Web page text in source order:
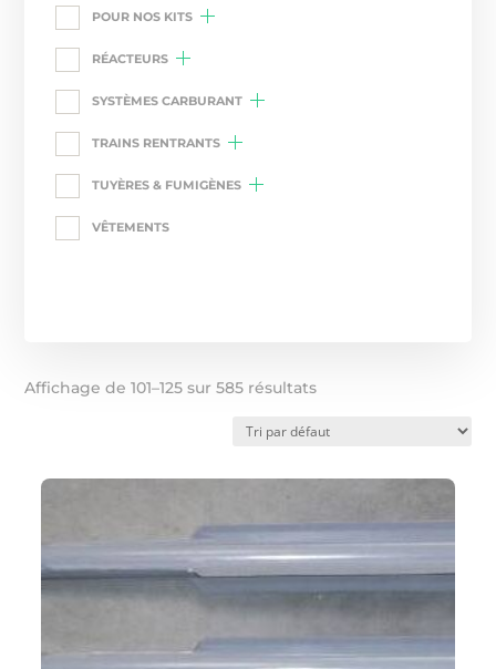
POUR NOS KITS
RÉACTEURS
SYSTÈMES CARBURANT
TRAINS RENTRANTS
TUYÈRES & FUMIGÈNES
VÊTEMENTS
Affichage de 101–125 sur 585 résultats